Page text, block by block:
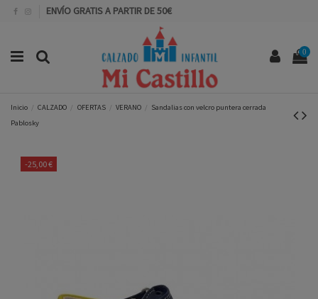
ENVÍO GRATIS A PARTIR DE 50€
0
Inicio CALZADO OFERTAS VERANO
Sandalias con velcro puntera cerrada
Pablosky
-25,00 €